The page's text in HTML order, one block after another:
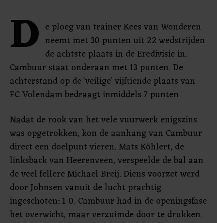
D e ploeg van trainer Kees van Wonderen
neemt met 30 punten uit 22 wedstrijden
de achtste plaats in de Eredivisie in.
Cambuur staat onderaan met 13 punten. De
achterstand op de 'veilige' vijftiende plaats van
FC Volendam bedraagt inmiddels 7 punten.
Nadat de rook van het vele vuurwerk enigszins
was opgetrokken, kon de aanhang van Cambuur
direct een doelpunt vieren. Mats Köhlert, de
linksback van Heerenveen, verspeelde de bal aan
de veel fellere Michael Breij. Diens voorzet werd
door Johnsen vanuit de lucht prachtig
ingeschoten: 1-0. Cambuur had in de openingsfase
het overwicht, maar verzuimde door te drukken.